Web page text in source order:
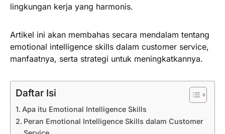
lingkungan kerja yang harmonis.
Artikel ini akan membahas secara mendalam tentang
emotional intelligence skills dalam customer service,
manfaatnya, serta strategi untuk meningkatkannya.
Daftar Isi
Apa itu Emotional Intelligence Skills
Peran Emotional Intelligence Skills dalam Customer